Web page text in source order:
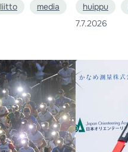
liitto
media
huippu
7.7.2026